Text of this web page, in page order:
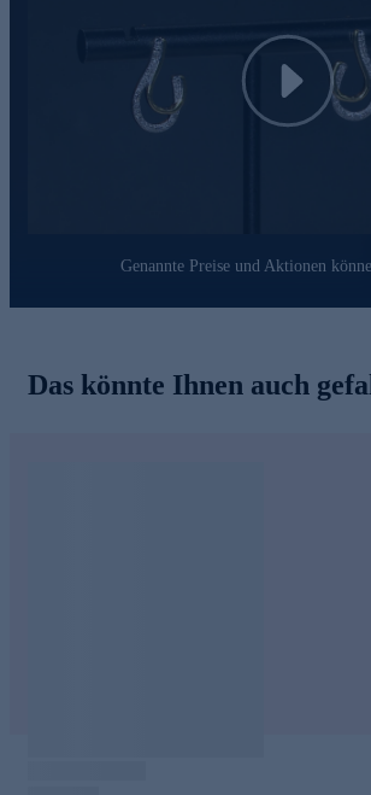
Play
Genannte Preise und Aktionen
Das könnte Ihnen auch